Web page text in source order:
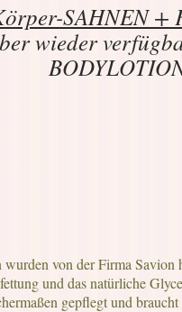
SAHNEN +
wieder
wurden von der Firma
und das natürliche
gepflegt und